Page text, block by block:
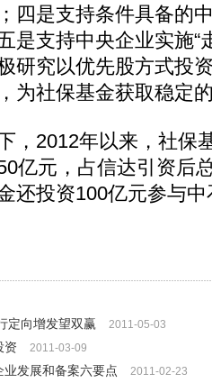
四是支持条件具备的
是支持中央企业实施“
研究以优先股方式投
为社保基金获取稳定
2012年以来，社保
亿元，占信达引资后
还投资100亿元参与
定向增发望双赢
2011-05-03
资 2011-03-09
发展和备案六要点 2011-02-23